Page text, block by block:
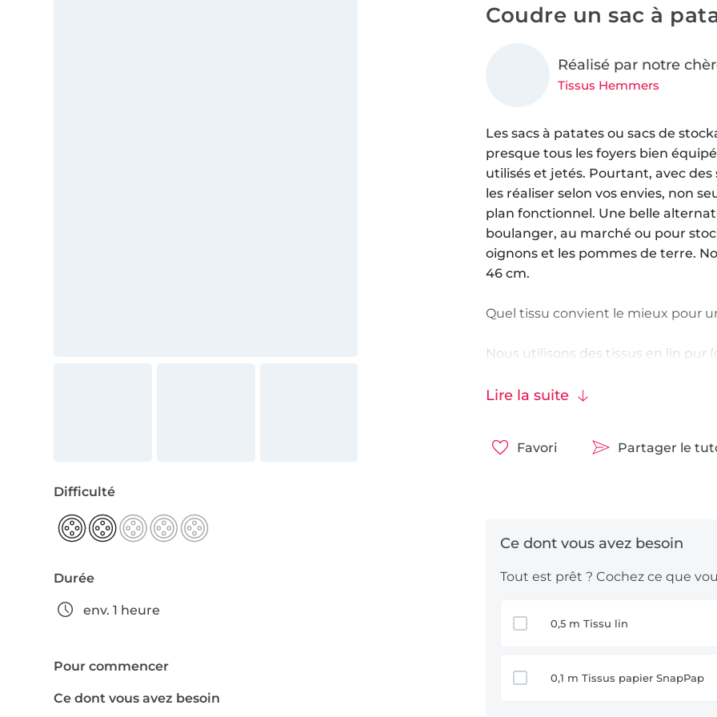
Difficulté
Durée
env. 1 heure
Pour commencer
Ce dont vous avez besoin
Coudre un sac à
Réalisé par notre
Tissus Hemmers
Les sacs à patates ou sacs de
presque tous les foyers bien
utilisés et jetés. Pourtant, avec des
les réaliser selon vos envies, non
plan fonctionnel. Une belle
boulanger, au marché ou pour
oignons et les pommes de terre.
46 cm.
Quel tissu convient le mieux pour
Nous utilisons des tissus en lin pur
et même aux bactéries. En outre, le
guide „Infos & inspirations“ dans la
Lire la suite
Favori Partager le
Tout est prêt ? Cochez ce que
0,5 m Tissu lin
0,1 m Tissus papier SnapPap